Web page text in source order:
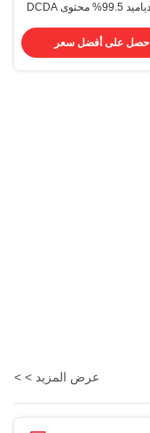
ديكيانودياميد 99.5% محتوى DCDA
احصل على أفضل سعر
عرض المزيد > >